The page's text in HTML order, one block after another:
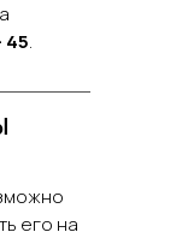
45.
его на